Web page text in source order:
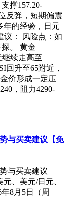
撑157.20-
反弹，短期偏震
年的经验，日元
议： 风险点：如
。 黄金
继续走高至
回升至65附近，
价形成一定压
，阻力4290-
与买卖建议【免
与买卖建议
、美元/日元、
8月5日（周